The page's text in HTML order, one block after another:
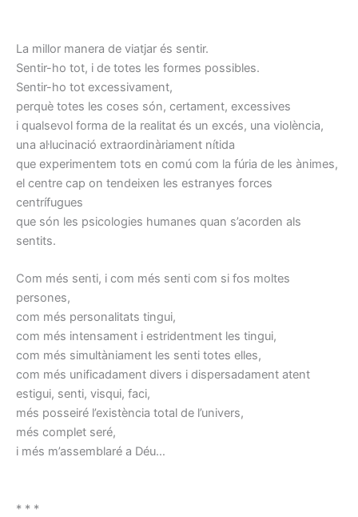
La millor manera de viatjar és sentir.
Sentir-ho tot, i de totes les formes possibles.
Sentir-ho tot excessivament,
perquè totes les coses són, certament, excessives
i qualsevol forma de la realitat és un excés, una violència,
una al·lucinació extraordinàriament nítida
que experimentem tots en comú com la fúria de les ànimes,
el centre cap on tendeixen les estranyes forces
centrífugues
que són les psicologies humanes quan s’acorden als
sentits.
Com més senti, i com més senti com si fos moltes
persones,
com més personalitats tingui,
com més intensament i estridentment les tingui,
com més simultàniament les senti totes elles,
com més unificadament divers i dispersadament atent
estigui, senti, visqui, faci,
més posseiré l’existència total de l’univers,
més complet seré,
i més m’assemblaré a Déu…
* * *